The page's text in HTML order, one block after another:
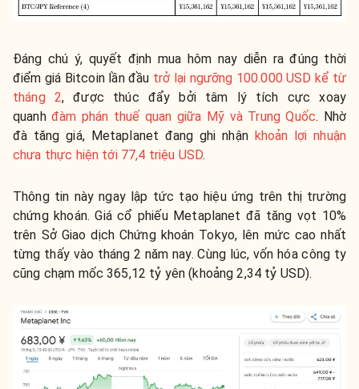
Đáng chú ý, quyết định mua hôm nay diễn ra đúng thời
điểm giá Bitcoin lần đầu trở lại ngưỡng 100.000 USD kể từ
tháng 2, được thúc đẩy bởi tâm lý tích cực xoay
quanhđàm phán thuế quan giữa Mỹ và Trung Quốc. Nhờ
đà tăng giá, Metaplanet đang ghi nhận khoản lợi nhuận
chưa thực hiện tới 77,4 triệu USD.
Thông tin này ngay lập tức tạo hiệu ứng trên thị trường
chứng khoán. Giá cổ phiếu Metaplanet đã tăng vọt 10%
trên Sở Giao dịch Chứng khoán Tokyo, lên mức cao nhất
từng thấy vào tháng 2 năm nay. Cùng lúc, vốn hóa công ty
cũng chạm mốc 365,12 tỷ yên (khoảng 2,34 tỷ USD).